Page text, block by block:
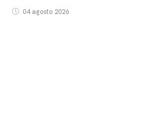
04 agosto 2026